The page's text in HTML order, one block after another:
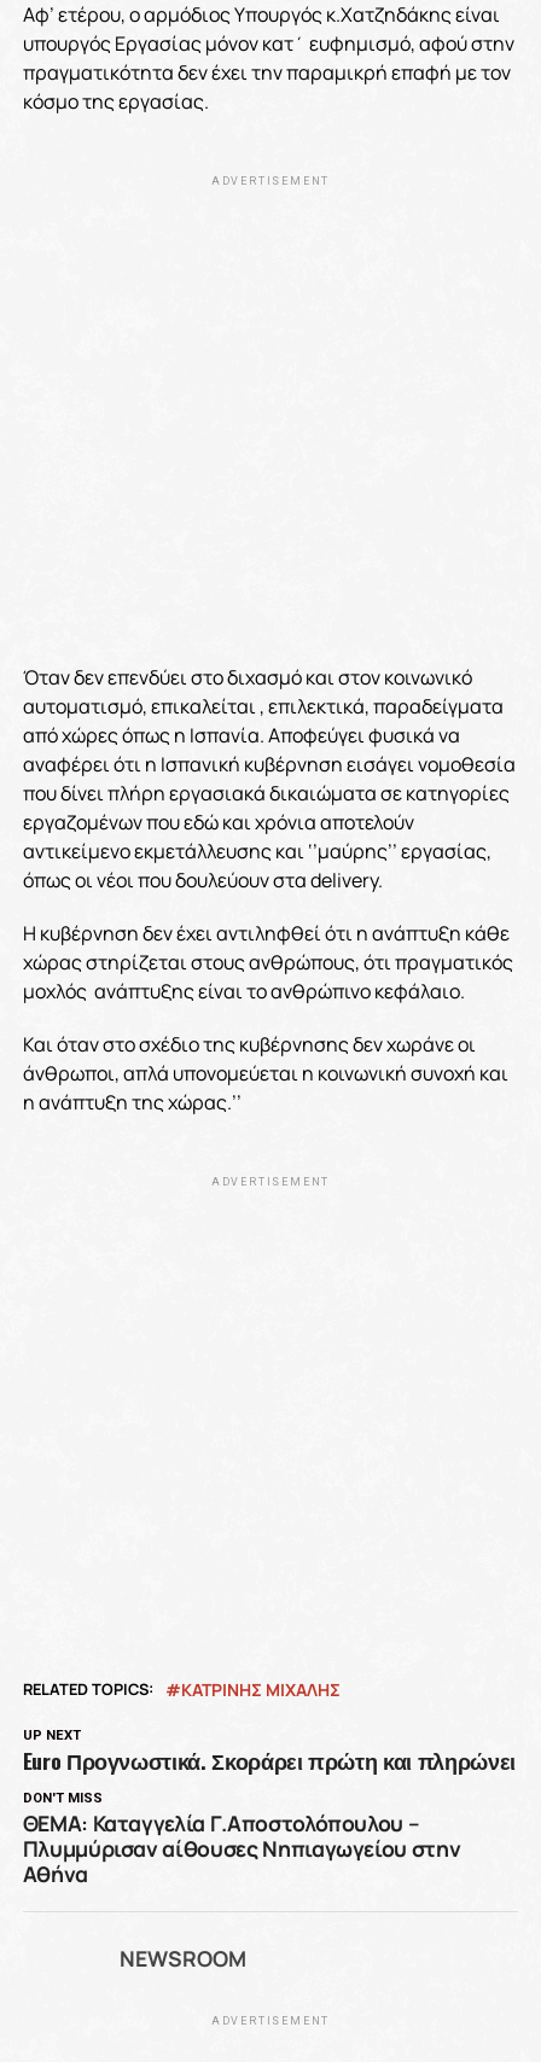
Αφ’ ετέρου, ο αρμόδιος Υπουργός κ.Χατζηδάκης είναι
υπουργός Εργασίας μόνον κατ΄ ευφημισμό, αφού στην
πραγματικότητα δεν έχει την παραμικρή επαφή με τον
κόσμο της εργασίας.
ADVERTISEMENT
Όταν δεν επενδύει στο διχασμό και στον κοινωνικό
αυτοματισμό, επικαλείται , επιλεκτικά, παραδείγματα
από χώρες όπως η Ισπανία. Αποφεύγει φυσικά να
αναφέρει ότι η Ισπανική κυβέρνηση εισάγει νομοθεσία
που δίνει πλήρη εργασιακά δικαιώματα σε κατηγορίες
εργαζομένων που εδώ και χρόνια αποτελούν
αντικείμενο εκμετάλλευσης και ‘’μαύρης’’ εργασίας,
όπως οι νέοι που δουλεύουν στα delivery.
Η κυβέρνηση δεν έχει αντιληφθεί ότι η ανάπτυξη κάθε
χώρας στηρίζεται στους ανθρώπους, ότι πραγματικός
μοχλός ανάπτυξης είναι το ανθρώπινο κεφάλαιο.
Και όταν στο σχέδιο της κυβέρνησης δεν χωράνε οι
άνθρωποι, απλά υπονομεύεται η κοινωνική συνοχή και
η ανάπτυξη της χώρας.’’
ADVERTISEMENT
RELATED TOPICS: ΚΑΤΡΙΝΗΣ ΜΙΧΑΛΗΣ
UP NEXT
Euro Προγνωστικά. Σκοράρει πρώτη και πληρώνει
DON'T MISS
ΘΕΜΑ: Καταγγελία Γ.Αποστολόπουλου –
Πλυμμύρισαν αίθουσες Νηπιαγωγείου στην
Αθήνα
NEWSROOM
ADVERTISEMENT